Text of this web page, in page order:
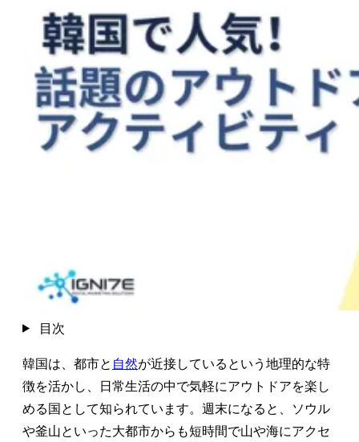
目次
韓国は、都市と 自然が近接しているという地理的な特
徴を活かし、日常生活の中で気軽にアウトドアを楽し
める国として知られています。週末になると、ソウル
や釜山といった大都市からも短時間で山や海にアクセ